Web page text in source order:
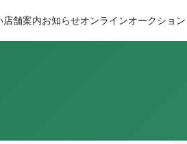
店舗案内お知らせオンラインオークション